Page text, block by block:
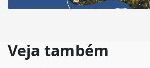
Veja também